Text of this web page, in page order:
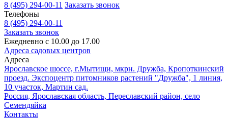
8 (495) 294-00-11 Заказать звонок
Телефоны
8 (495) 294-00-11
Заказать звонок
Ежедневно с 10.00 до 17.00
Адреса садовых центров
Адреса
Ярославское шоссе, г.Мытищи, мкрн. Дружба, Кропоткинский
проезд. Экспоцентр питомников растений "Дружба", 1 линия,
10 участок, Мартин сад.
Россия, Ярославская область, Переславский район, село
Семендяйка
Контакты